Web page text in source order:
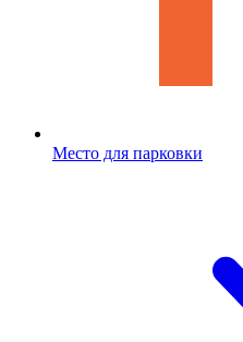
Место для парковки